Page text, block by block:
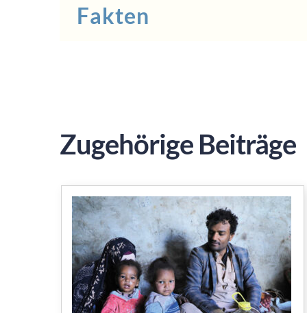
Fakten
Zugehörige Beiträge